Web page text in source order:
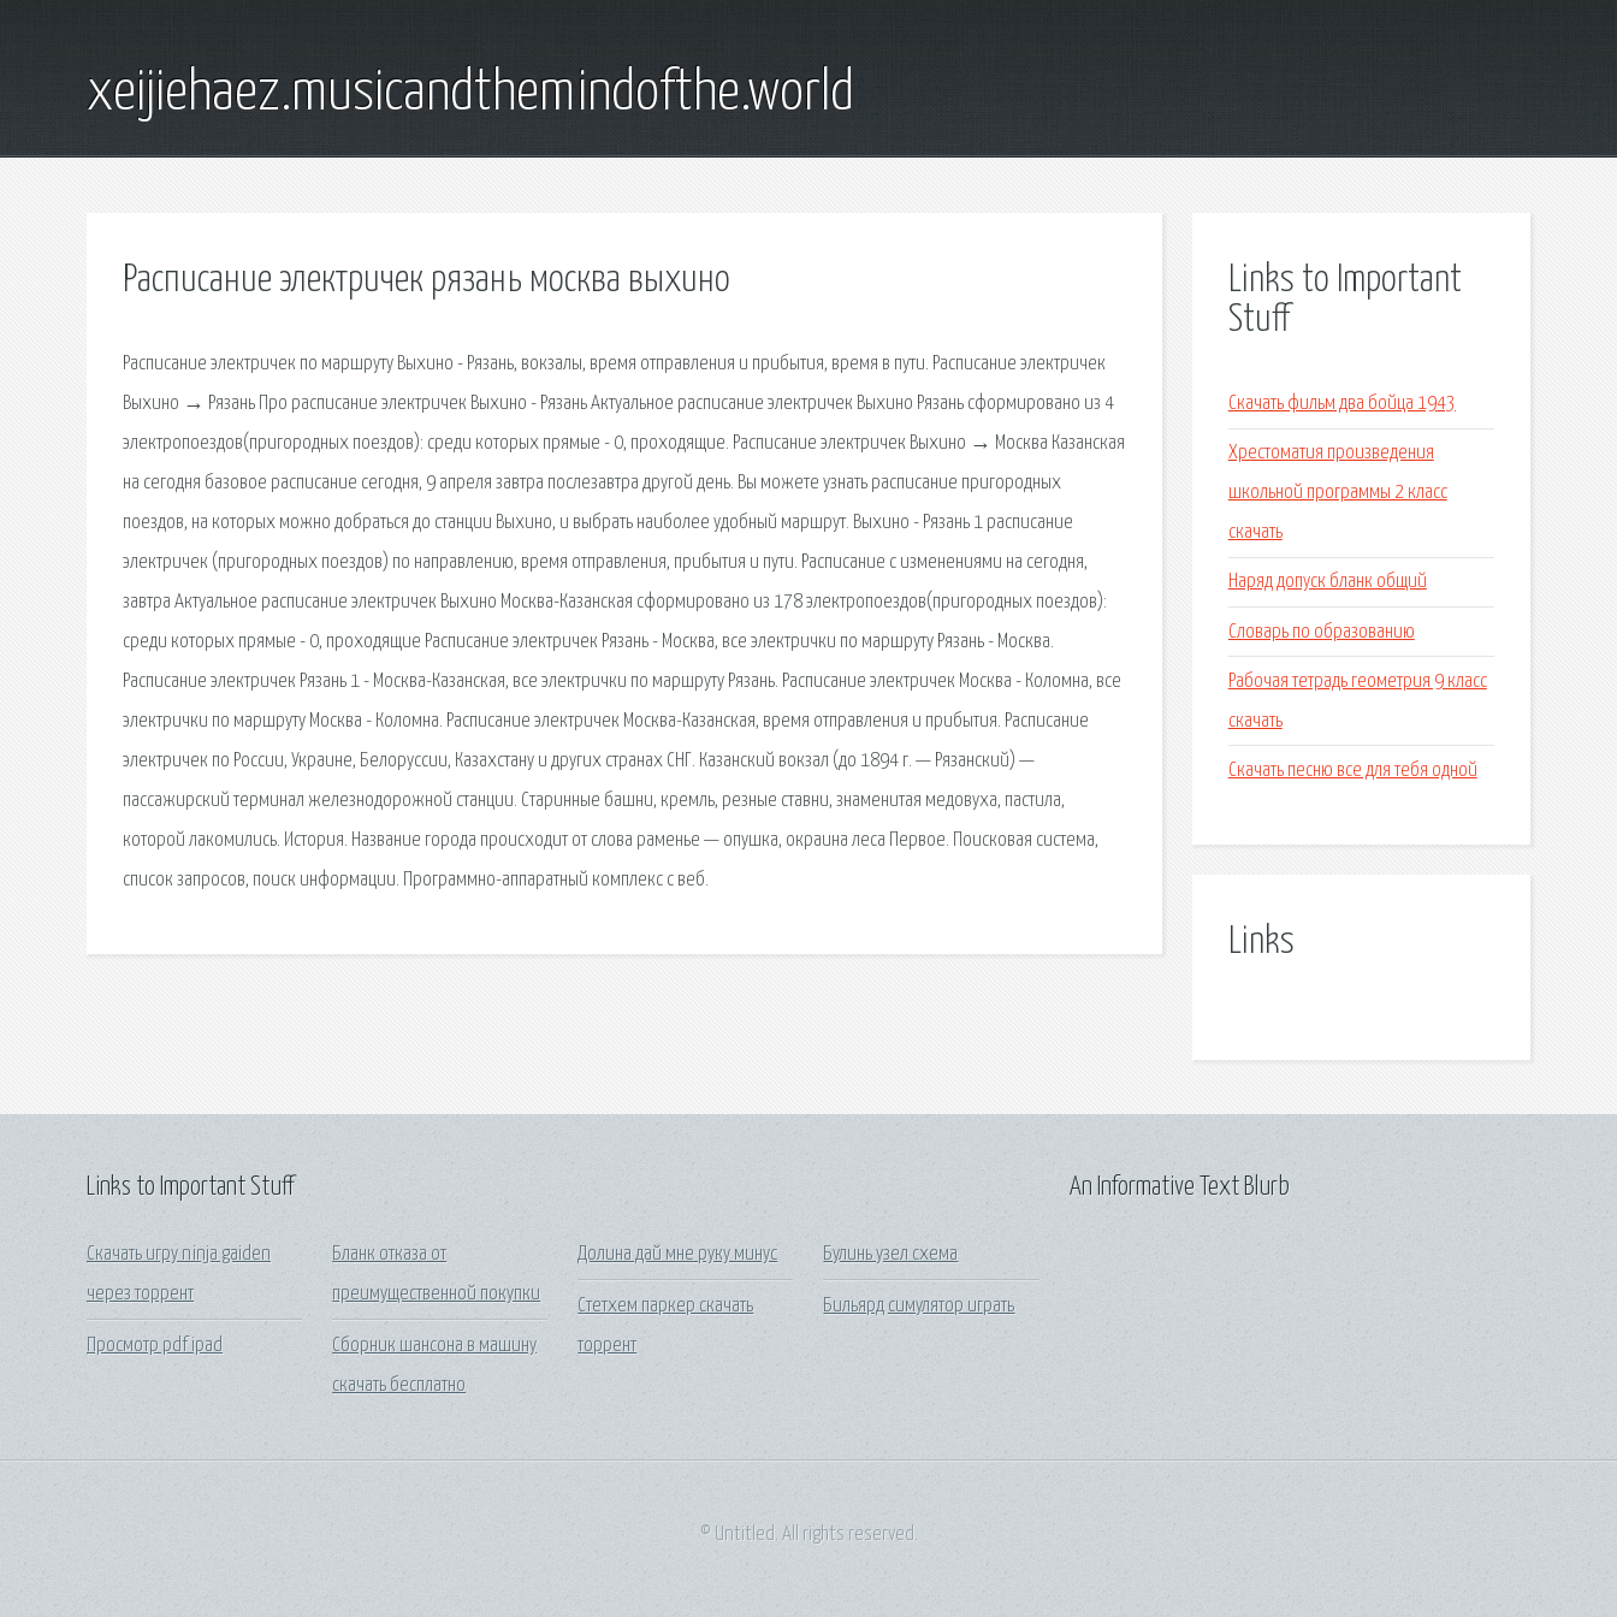
xeijiehaez.musicandthemindofthe.world
Расписание электричек рязань москва выхино
Расписание электричек по маршруту Выхино - Рязань, вокзалы, время отправления и прибытия, время в пути. Расписание электричек
Выхино → Рязань Про расписание электричек Выхино - Рязань Актуальное расписание электричек Выхино Рязань сформировано из 4
электропоездов(пригородных поездов): среди которых прямые - 0, проходящие. Расписание электричек Выхино → Москва Казанская
на сегодня базовое расписание сегодня, 9 апреля завтра послезавтра другой день. Вы можете узнать расписание пригородных
поездов, на которых можно добраться до станции Выхино, и выбрать наиболее удобный маршрут. Выхино - Рязань 1 расписание
электричек (пригородных поездов) по направлению, время отправления, прибытия и пути. Расписание с изменениями на сегодня,
завтра Актуальное расписание электричек Выхино Москва-Казанская сформировано из 178 электропоездов(пригородных поездов):
среди которых прямые - 0, проходящие Расписание электричек Рязань - Москва, все электрички по маршруту Рязань - Москва.
Расписание электричек Рязань 1 - Москва-Казанская, все электрички по маршруту Рязань. Расписание электричек Москва - Коломна, все
электрички по маршруту Москва - Коломна. Расписание электричек Москва-Казанская, время отправления и прибытия. Расписание
электричек по России, Украине, Белоруссии, Казахстану и других странах СНГ. Казанский вокзал (до 1894 г. — Рязанский) —
пассажирский терминал железнодорожной станции. Старинные башни, кремль, резные ставни, знаменитая медовуха, пастила,
которой лакомились. История. Название города происходит от слова раменье — опушка, окраина леса Первое. Поисковая сиcтема,
список запросов, поиск информации. Программно-аппаратный комплекс с веб.
Links to Important
Stuff
Скачать фильм два бойца 1943
Хрестоматия произведения
школьной программы 2 класс
скачать
Наряд допуск бланк общий
Словарь по образованию
Рабочая тетрадь геометрия 9 класс
скачать
Скачать песню все для тебя одной
Links
Links to Important Stuff
Скачать игру ninja gaiden
через торрент
Просмотр pdf ipad
Бланк отказа от
преимущественной покупки
Сборник шансона в машину
скачать бесплатно
Долина дай мне руку минус
Стетхем паркер скачать
торрент
Булинь узел схема
Бильярд симулятор играть
An Informative Text Blurb
© Untitled. All rights reserved.